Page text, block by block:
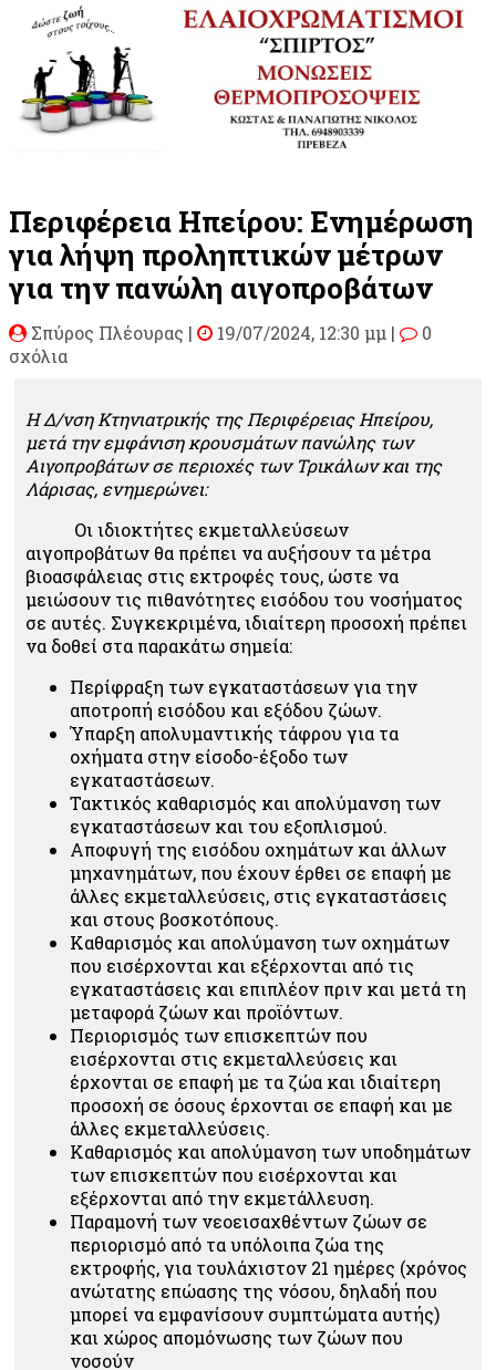
Περιφέρεια Ηπείρου: Ενημέρωση
για λήψη προληπτικών μέτρων
για την πανώλη αιγοπροβάτων
Σπύρος Πλέουρας | 19/07/2024, 12:30 μμ |
0
σχόλια
Η Δ/νση Κτηνιατρικής της Περιφέρειας Ηπείρου,
μετά την εμφάνιση κρουσμάτων πανώλης των
Αιγοπροβάτων σε περιοχές των Τρικάλων και της
Λάρισας, ενημερώνει:
Οι ιδιοκτήτες εκμεταλλεύσεων
αιγοπροβάτων θα πρέπει να αυξήσουν τα μέτρα
βιοασφάλειας στις εκτροφές τους, ώστε να
μειώσουν τις πιθανότητες εισόδου του νοσήματος
σε αυτές. Συγκεκριμένα, ιδιαίτερη προσοχή πρέπει
να δοθεί στα παρακάτω σημεία:
Περίφραξη των εγκαταστάσεων για την
αποτροπή εισόδου και εξόδου ζώων.
Ύπαρξη απολυμαντικής τάφρου για τα
οχήματα στην είσοδο-έξοδο των
εγκαταστάσεων.
Τακτικός καθαρισμός και απολύμανση των
εγκαταστάσεων και του εξοπλισμού.
Αποφυγή της εισόδου οχημάτων και άλλων
μηχανημάτων, που έχουν έρθει σε επαφή με
άλλες εκμεταλλεύσεις, στις εγκαταστάσεις
και στους βοσκοτόπους.
Καθαρισμός και απολύμανση των οχημάτων
που εισέρχονται και εξέρχονται από τις
εγκαταστάσεις και επιπλέον πριν και μετά τη
μεταφορά ζώων και προϊόντων.
Περιορισμός των επισκεπτών που
εισέρχονται στις εκμεταλλεύσεις και
έρχονται σε επαφή με τα ζώα και ιδιαίτερη
προσοχή σε όσους έρχονται σε επαφή και με
άλλες εκμεταλλεύσεις.
Καθαρισμός και απολύμανση των υποδημάτων
των επισκεπτών που εισέρχονται και
εξέρχονται από την εκμετάλλευση.
Παραμονή των νεοεισαχθέντων ζώων σε
περιορισμό από τα υπόλοιπα ζώα της
εκτροφής, για τουλάχιστον 21 ημέρες (χρόνος
ανώτατης επώασης της νόσου, δηλαδή που
μπορεί να εμφανίσουν συμπτώματα αυτής)
και χώρος απομόνωσης των ζώων που
νοσούν